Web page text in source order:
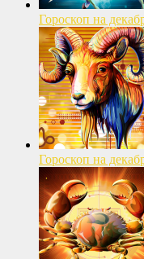
Гороскоп на
Гороскоп на